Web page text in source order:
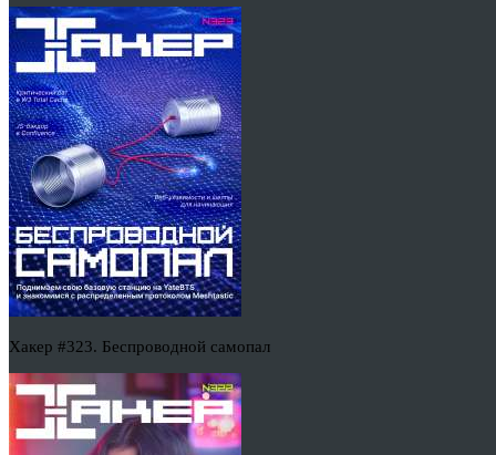
Хакер #323. Беспроводной самопал